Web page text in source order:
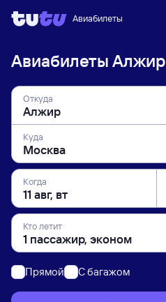
Авиабилеты
Авиабилеты Алжир
Откуда
Куда
Когда
Кто летит
Прямой C багажом